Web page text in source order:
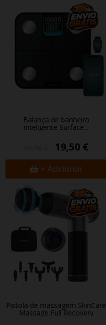
Balança de banheiro
inteligente Surface...
19,50 €
+ Adicionar
Pistola de massagem SkinCare
Massage Full Recovery